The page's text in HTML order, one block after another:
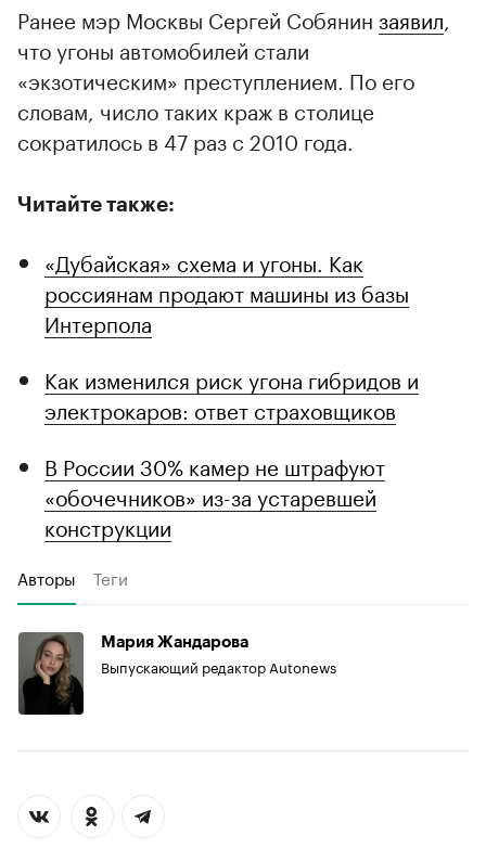
Ранее мэр Москвы Сергей Собянин заявил
что угоны автомобилей стали
«экзотическим» преступлением. По его
словам, число таких краж в столице
сократилось в 47 раз с 2010 года.
Читайте также:
«Дубайская» схема и угоны. Как
россиянам продают машины из базы
Интерпола
Как изменился риск угона гибридов и
электрокаров: ответ страховщиков
В России 30% камер не штрафуют
«обочечников» из-за устаревшей
конструкции
Авторы Теги
Мария Жандарова
Выпускающий редактор Autonews